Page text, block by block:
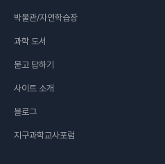
박물관/자연학습장
과학 도서
묻고 답하기
사이트 소개
블로그
지구과학교사포럼